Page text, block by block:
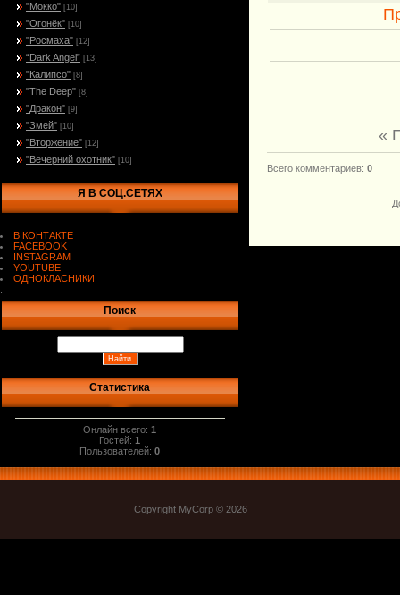
"Мокко" [10]
"Огонёк" [10]
"Росмаха" [12]
“Dark Angel” [13]
"Калипсо" [8]
"The Deep" [8]
"Дракон" [9]
"Змей" [10]
"Вторжение" [12]
"Вечерний охотник" [10]
Я В СОЦ.СЕТЯХ
В КОНТАКТЕ
FACEBOOK
INSTAGRAM
YOUTUBE
ОДНОКЛАСНИКИ
Поиск
Статистика
Онлайн всего:1
Гостей:1
Пользователей:0
«
Всего комментариев: 0
Copyright MyCorp © 2026